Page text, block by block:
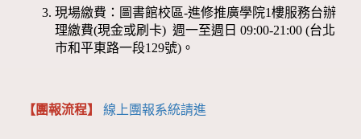
現場繳費：圖書館校區-進修推廣學院1樓服務台辦
理繳費(現金或刷卡) 週一至週日 09:00-21:00 (台北
市和平東路一段129號)。
【團報流程】線上團報系統請進